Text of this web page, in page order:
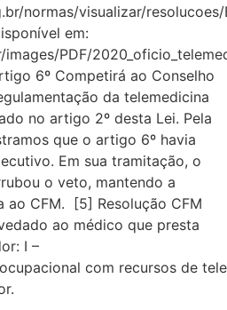
normas/visualizar/
em:
PDF/
6º Competirá ao Conselho
da telemedicina
no artigo 2º desta Lei. Pela
que o artigo 6º havia
Em sua tramitação, o
o veto, mantendo a
ao CFM. [5] Resolução CFM
ao médico que presta
I –
com recursos de